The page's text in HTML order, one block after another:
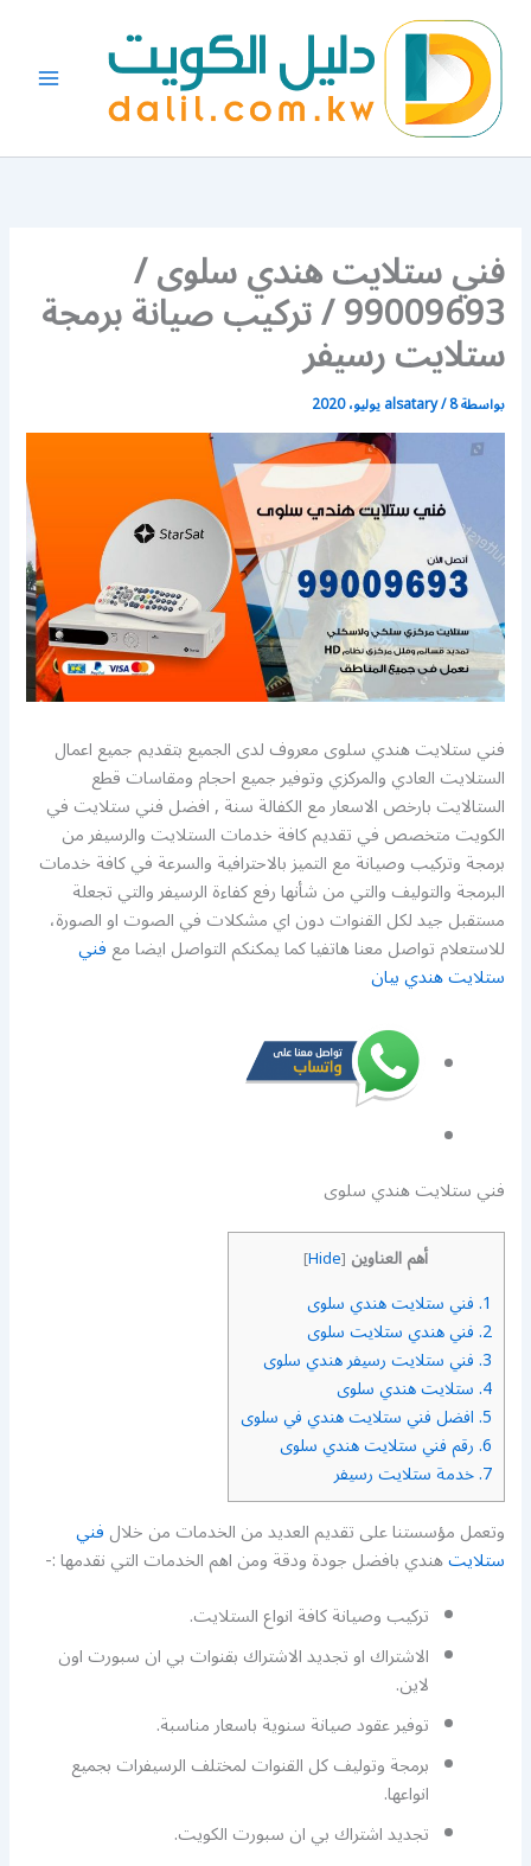
المحتوى
فني ستلايت هندي سلوى /
99009693 / تركيب صيانة برمجة
ستلايت رسيفر
بواسطة alsatary/8 يوليو، 2020
فني ستلايت هندي سلوى معروف لدى الجميع بتقديم جميع اعمال
الستلايت العادي والمركزي وتوفير جميع احجام ومقاسات قطع
الستالايت بارخص الاسعار مع الكفالة سنة , افضل فني ستلايت في
الكويت متخصص في تقديم كافة خدمات الستلايت والرسيفر من
برمجة وتركيب وصيانة مع التميز بالاحترافية والسرعة في كافة خدمات
البرمجة والتوليف والتي من شأنها رفع كفاءة الرسيفر والتي تجعلة
مستقبل جيد لكل القنوات دون اي مشكلات في الصوت او الصورة،
للاستعلام تواصل معنا هاتفيا كما يمكنكم التواصل ايضا معفني
ستلايت هندي بيان
فني ستلايت هندي سلوى
أهم العناوين [
Hide
]
1. فني ستلايت هندي سلوى
2. فني هندي ستلايت سلوى
3. فني ستلايت رسيفر هندي سلوى
4. ستلايت هندي سلوى
5. افضل فني ستلايت هندي في سلوى
6. رقم فني ستلايت هندي سلوى
7. خدمة ستلايت رسيفر
وتعمل مؤسستنا على تقديم العديد من الخدمات من خلالفني
ستلايتهندي بافضل جودة ودقة ومن اهم الخدمات التي نقدمها :-
تركيب وصيانة كافة انواع الستلايت.
الاشتراك او تجديد الاشتراك بقنوات بي ان سبورت اون
لاين.
توفير عقود صيانة سنوية باسعار مناسبة.
برمجة وتوليف كل القنوات لمختلف الرسيفرات بجميع
انواعها.
تجديد اشتراك بي ان سبورت الكويت.